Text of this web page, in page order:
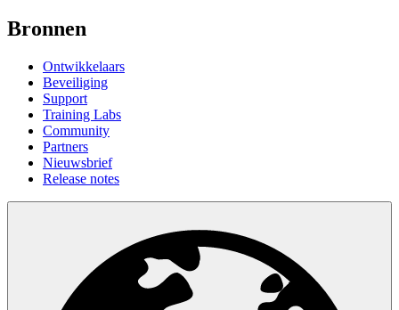
Bronnen
Ontwikkelaars
Beveiliging
Support
Training Labs
Community
Partners
Nieuwsbrief
Release notes